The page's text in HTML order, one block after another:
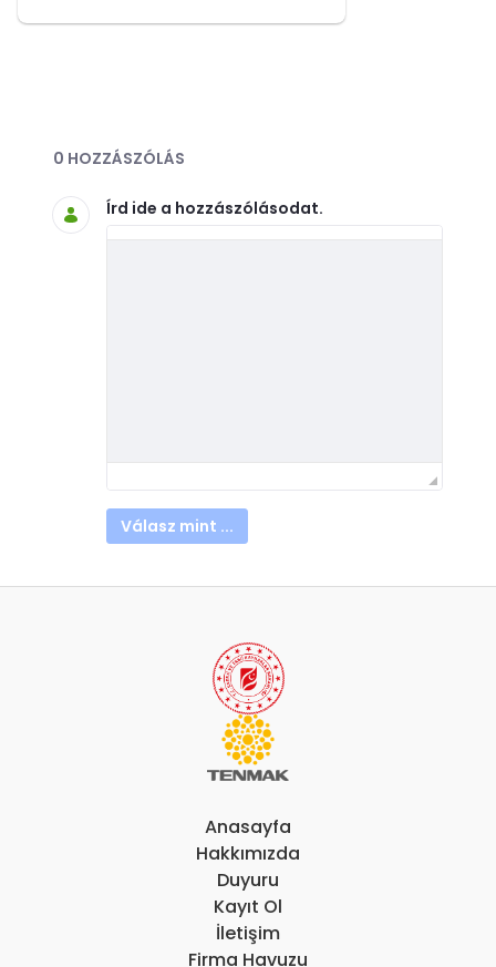
Blogok
0 HOZZÁSZÓLÁS
Írd ide a hozzászólásodat.
Válasz mint ...
Anasayfa
Hakkımızda
Duyuru
Kayıt Ol
İletişim
Firma Havuzu